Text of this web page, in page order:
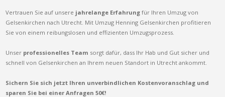
Vertrauen Sie auf unsere jahrelange Erfahrung für Ihren Umzug von
Gelsenkirchen nach Utrecht. Mit Umzug Henning Gelsenkirchen profitieren
Sie von einem reibungslosen und effizienten Umzugsprozess.
Unser professionelles Team sorgt dafür, dass Ihr Hab und Gut sicher und
schnell von Gelsenkirchen an Ihrem neuen Standort in Utrecht ankommt.
Sichern Sie sich jetzt Ihren unverbindlichen Kostenvoranschlag und
sparen Sie bei einer Anfragen 50€!